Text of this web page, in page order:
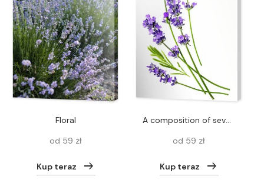
floral
od 59 zł
Kup teraz
A composition of several lavender flowers isolated on a white background.
od 59 zł
Kup teraz